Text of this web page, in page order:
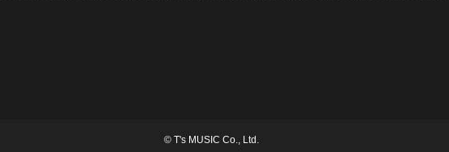
©T's MUSIC Co., Ltd.